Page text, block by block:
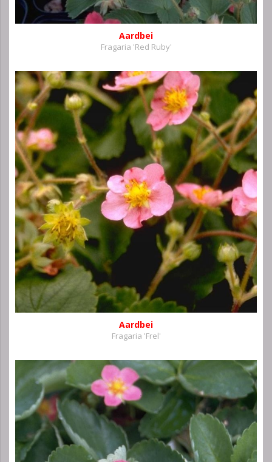
Aardbei
Fragaria 'Red Ruby'
Aardbei
Fragaria 'Frel'